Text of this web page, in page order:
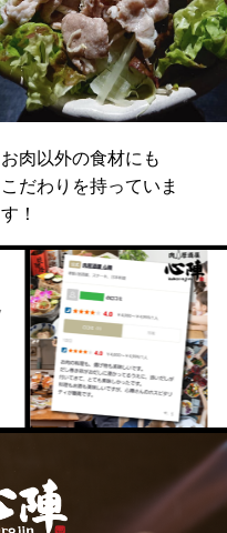
お肉以外の食材にも
こだわりを持っていま
す！
お
い
し